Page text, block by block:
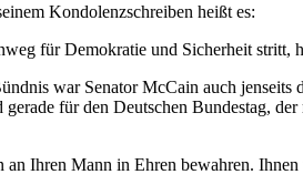
Kondolenzschreiben heißt es:
für Demokratie und Sicherheit stritt,
war Senator McCain auch
für den Deutschen Bundestag,
Ihren Mann in Ehren bewahren.